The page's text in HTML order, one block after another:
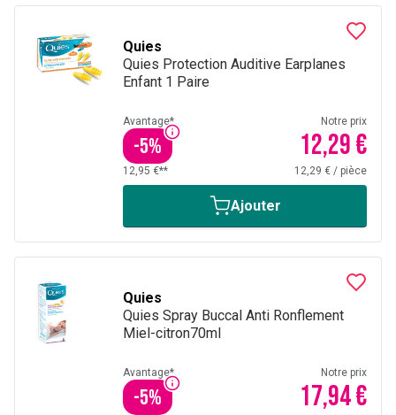
Quies
Quies Protection Auditive Earplanes
Enfant 1 Paire
Avantage*
-5%
Notre prix
12,29 €
12,95 €** 12,29 € / pièce
Ajouter
Quies
Quies Spray Buccal Anti Ronflement
Miel-citron70ml
Avantage*
-5%
Notre prix
17,94 €